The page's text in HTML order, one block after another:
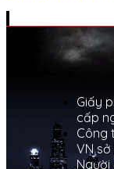
Giấy
cấp
Công
VN sở
Người